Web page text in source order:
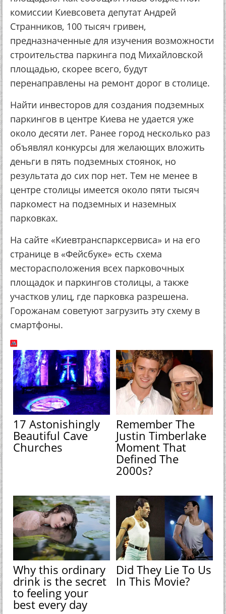
комиссии Киевсовета депутат Андрей
Странников, 100 тысяч гривен,
предназначенные для изучения возможности
строительства паркинга под Михайловской
площадью, скорее всего, будут
перенаправлены на ремонт дорог в столице.
Найти инвесторов для создания подземных
паркингов в центре Киева не удается уже
около десяти лет. Ранее город несколько раз
объявлял конкурсы для желающих вложить
деньги в пять подземных стоянок, но
результата до сих пор нет. Тем не менее в
центре столицы имеется около пяти тысяч
паркомест на подземных и наземных
парковках.
На сайте «Киевтранспарксервиса» и на его
странице в «Фейсбуке» есть схема
месторасположения всех парковочных
площадок и паркингов столицы, а также
участков улиц, где парковка разрешена.
Горожанам советуют загрузить эту схему в
смартфоны.
17 Astonishingly
Beautiful Cave
Churches
Remember The
Justin Timberlake
Moment That
Defined The
2000s?
Why this ordinary
drink is the secret
to feeling your
best every day
Did They Lie To Us
In This Movie?